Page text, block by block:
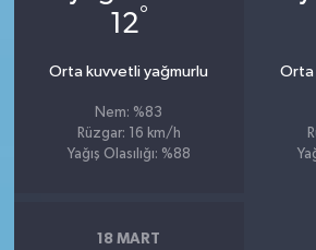
12°
Orta kuvvetli yağmurlu
Nem: %83
Rüzgar: 16 km/h
Yağış Olasılığı: %88
Orta
18 MART